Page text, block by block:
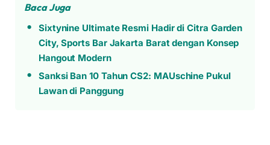
Baca Juga
Sixtynine Ultimate Resmi Hadir di Citra Garden
City, Sports Bar Jakarta Barat dengan Konsep
Hangout Modern
Sanksi Ban 10 Tahun CS2: MAUschine Pukul
Lawan di Panggung